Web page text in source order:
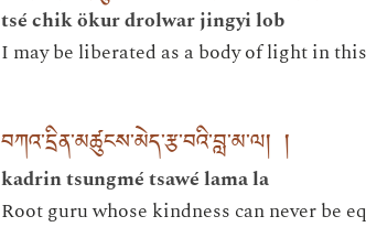
tsé chik ökur drolwar jingyi lob
I may be liberated as a body of light in
བཀའ་དྲིན་མཚུངས་མེད་རྩ་བའི་བླ་མ་ལ། །
kadrin tsungmé tsawé lama la
Root guru whose kindness can never be